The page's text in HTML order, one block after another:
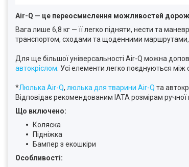
Air-Q — це переосмислення можливостей
Вага лише 6,8 кг — її легко підняти, нести та
транспортом, сходами та щоденними маршрутами,
Для ще більшої універсальності Air-Q можна
автокріслом . Усі елементи легко поєднуються
*Люлька Air-Q, люлька для тварини Air-Q та
Відповідає рекомендованим IATA розмірам
Що включено:
Коляска
Підніжка
Бампер з екошкіри
Особливості: